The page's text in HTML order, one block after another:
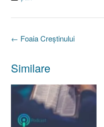
Post
← Foaia Creştinului
Similare